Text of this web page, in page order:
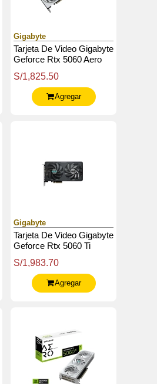
Gigabyte
Tarjeta De Video Gigabyte
Geforce Rtx 5060 Aero
Gen 5.0
S/1,825.50
Agregar
Gigabyte
Tarjeta De Video Gigabyte
Geforce Rtx 5060 Ti
Gddr7, Pcie Gen 5.0
S/1,983.70
Agregar